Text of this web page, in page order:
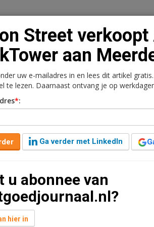
Vacaturebank Contact
leestijd
in Arnhem verkocht aan
Het kantoorgebouw is gelegen aan
Street
aan
uw e-mailadres in en lees dit artikel
te lezen. Daarnaast ontvang je op
*:
Ga verder met LinkedIn
u abonnee van
hier in